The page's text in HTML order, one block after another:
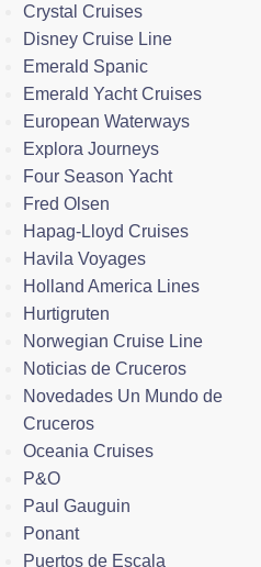
Crystal Cruises
Disney Cruise Line
Emerald Spanic
Emerald Yacht Cruises
European Waterways
Explora Journeys
Four Season Yacht
Fred Olsen
Hapag-Lloyd Cruises
Havila Voyages
Holland America Lines
Hurtigruten
Norwegian Cruise Line
Noticias de Cruceros
Novedades Un Mundo de
Cruceros
Oceania Cruises
P&O
Paul Gauguin
Ponant
Puertos de Escala